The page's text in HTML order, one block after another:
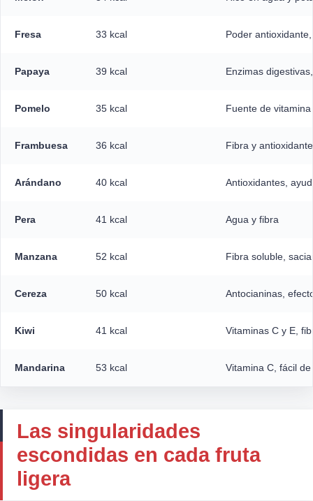
Fresa 33 kcal Poder
Papaya 39 kcal Enzimas
Pomelo 35 kcal Fuente de
Frambuesa 36 kcal Fibra y
Arándano 40 kcal Antioxidantes,
Pera 41 kcal Agua y fibra
Manzana 52 kcal Fibra soluble,
Cereza 50 kcal Antocianinas,
Kiwi 41 kcal Vitaminas C y E,
Mandarina 53 kcal Vitamina C, fácil
Las singularidades
escondidas en cada fruta
ligera